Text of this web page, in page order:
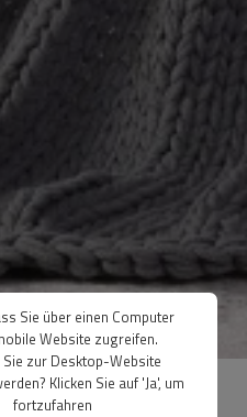
Heimdeko
Sie über einen Computer
Website zugreifen.
zur Desktop-Website
Klicken Sie auf 'Ja', um
fortzufahren